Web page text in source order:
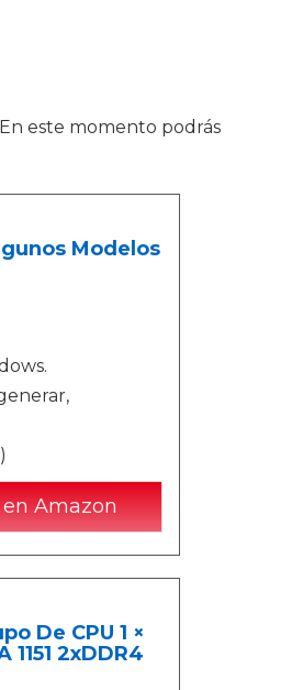
este momento podrás
Modelos
Amazon
De CPU 1 ×
1151 2xDDR4